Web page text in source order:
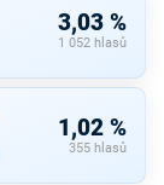
3,03 %
1 052 hlasů
1,02 %
355 hlasů